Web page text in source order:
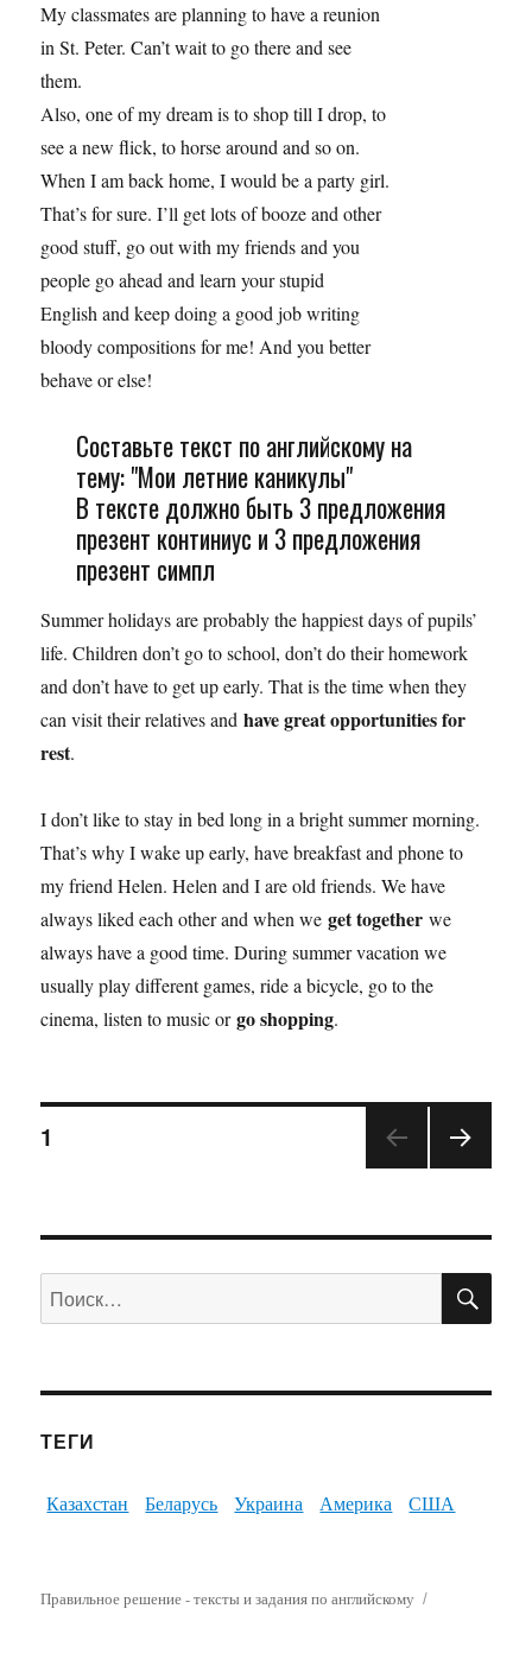
My classmates are planning to have a reunion
in St. Peter. Can’t wait to go there and see
them.
Also, one of my dream is to shop till I drop, to
see a new flick, to horse around and so on.
When I am back home, I would be a party girl.
That’s for sure. I’ll get lots of booze and other
good stuff, go out with my friends and you
people go ahead and learn your stupid
English and keep doing a good job writing
bloody compositions for me! And you better
behave or else!
Составьте текст по английскому на
тему: "Мои летние каникулы"
В тексте должно быть 3 предложения
презент континиус и 3 предложения
презент симпл
Summer holidays are probably the happiest days of pupils’
life. Children don’t go to school, don’t do their homework
and don’t have to get up early. That is the time when they
can visit their relatives andhave great opportunities for
rest.
I don’t like to stay in bed long in a bright summer morning.
That’s why I wake up early, have breakfast and phone to
my friend Helen. Helen and I are old friends. We have
always liked each other and when weget together we
always have a good time. During summer vacation we
usually play different games, ride a bicycle, go to the
cinema, listen to music orgo shopping.
1
Искать:
ТЕГИ
Казахстан Беларусь Украина Америка США
Правильное решение - тексты и задания по английскому